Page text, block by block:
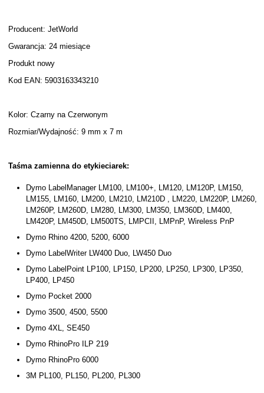
Producent: JetWorld
Gwarancja: 24 miesiące
Produkt nowy
Kod EAN: 5903163343210
Kolor: Czarny na Czerwonym
Rozmiar/Wydajność: 9 mm x 7 m
Taśma zamienna do etykieciarek:
Dymo LabelManager LM100, LM100+, LM120, LM120P, LM150,
LM155, LM160, LM200, LM210, LM210D , LM220, LM220P, LM260,
LM260P, LM260D, LM280, LM300, LM350, LM360D, LM400,
LM420P, LM450D, LM500TS, LMPCII, LMPnP, Wireless PnP
Dymo Rhino 4200, 5200, 6000
Dymo LabelWriter LW400 Duo, LW450 Duo
Dymo LabelPoint LP100, LP150, LP200, LP250, LP300, LP350,
LP400, LP450
Dymo Pocket 2000
Dymo 3500, 4500, 5500
Dymo 4XL, SE450
Dymo RhinoPro ILP 219
Dymo RhinoPro 6000
3M PL100, PL150, PL200, PL300